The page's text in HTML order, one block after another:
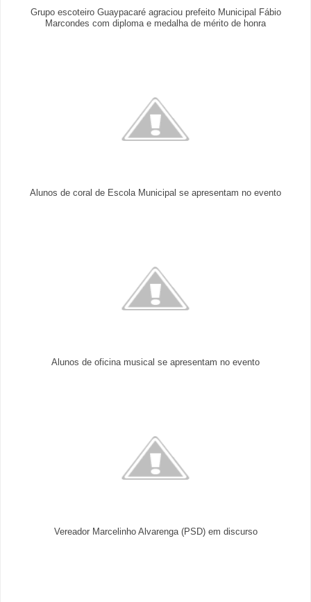
Grupo escoteiro Guaypacaré agraciou prefeito Municipal Fábio
Marcondes com diploma e medalha de mérito de honra
Alunos de coral de Escola Municipal se apresentam no evento
Alunos de oficina musical se apresentam no evento
Vereador Marcelinho Alvarenga (PSD) em discurso